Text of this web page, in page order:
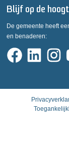
Blijf op de
De gemeente heeft
en benaderen: